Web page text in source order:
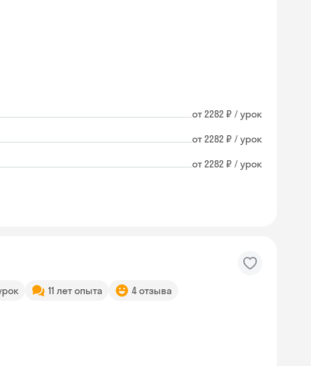
от 2282 ₽ / урок
от 2282 ₽ / урок
от 2282 ₽ / урок
11 лет опыта 4 отзыва